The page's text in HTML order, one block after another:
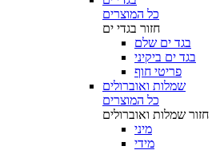
כל המוצרים
חזור בגדי ים
בגד ים שלם
בגד ים ביקיני
פריטי חוף
שמלות ואוברולים
כל המוצרים
חזור שמלות ואוברולים
מיני
מידי